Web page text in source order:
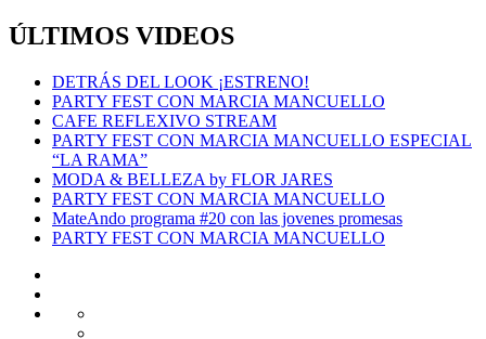
ÚLTIMOS VIDEOS
DETRÁS DEL LOOK ¡ESTRENO!
PARTY FEST CON MARCIA MANCUELLO
CAFE REFLEXIVO STREAM
PARTY FEST CON MARCIA MANCUELLO ESPECIAL
“LA RAMA”
MODA & BELLEZA by FLOR JARES
PARTY FEST CON MARCIA MANCUELLO
MateAndo programa #20 con las jovenes promesas
PARTY FEST CON MARCIA MANCUELLO